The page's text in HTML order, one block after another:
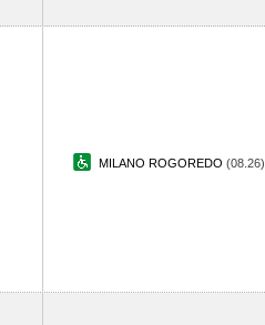
MILANO ROGOREDO (08.26)